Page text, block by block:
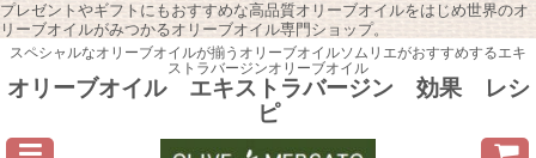
プレゼントやギフトにもおすすめな高品質オリーブオイルをはじめ世界のオ
リーブオイルがみつかるオリーブオイル専門ショップ。
スペシャルなオリーブオイルが揃うオリーブオイルソムリエがおすすめするエキ
ストラバージンオリーブオイル
オリーブオイル エキストラバージン 効果 レシ
ピ